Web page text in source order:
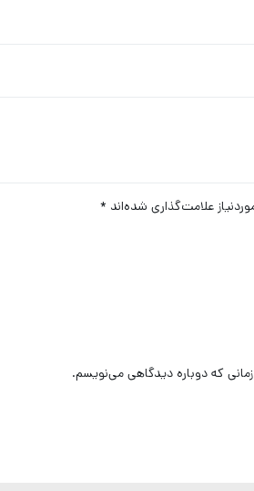
علامت‌گذاری شده‌اند *
که دوباره دیدگاهی می‌نویسم.